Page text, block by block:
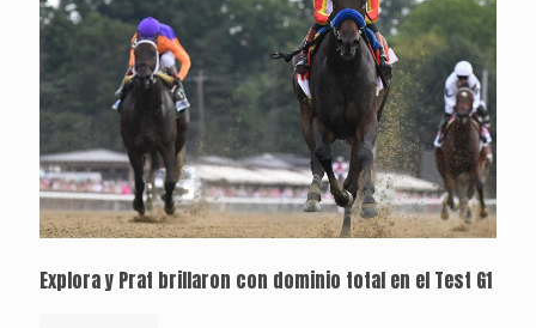
Explora y Prat brillaron con dominio total en el Test G1